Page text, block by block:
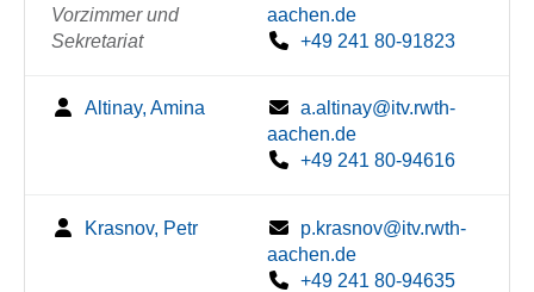
Vorzimmer und
Sekretariat
aachen.de
+49 241 80-91823
Altinay, Amina
a.altinay@itv.rwth-
aachen.de
+49 241 80-94616
Krasnov, Petr
p.krasnov@itv.rwth-
aachen.de
+49 241 80-94635